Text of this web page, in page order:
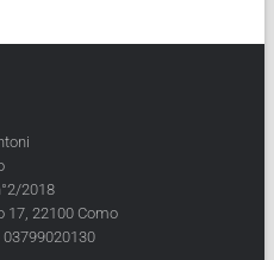
2018
17, 22100 Como
03799020130